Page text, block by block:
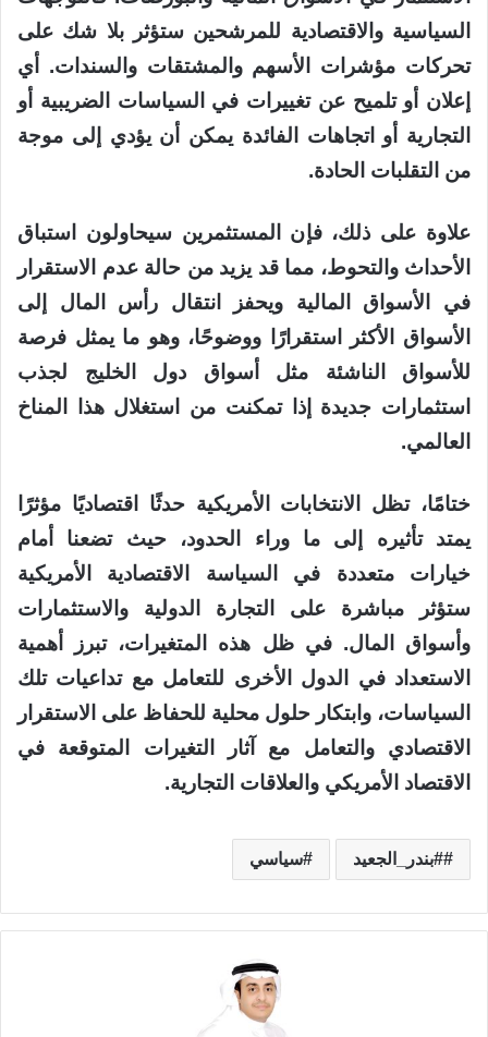
السياسية والاقتصادية للمرشحين ستؤثر بلا شك على
تحركات مؤشرات الأسهم والمشتقات والسندات. أي
إعلان أو تلميح عن تغييرات في السياسات الضريبية أو
التجارية أو اتجاهات الفائدة يمكن أن يؤدي إلى موجة
من التقلبات الحادة.
علاوة على ذلك، فإن المستثمرين سيحاولون استباق
الأحداث والتحوط، مما قد يزيد من حالة عدم الاستقرار
في الأسواق المالية ويحفز انتقال رأس المال إلى
الأسواق الأكثر استقرارًا ووضوحًا، وهو ما يمثل فرصة
للأسواق الناشئة مثل أسواق دول الخليج لجذب
استثمارات جديدة إذا تمكنت من استغلال هذا المناخ
العالمي.
ختامًا، تظل الانتخابات الأمريكية حدثًا اقتصاديًا مؤثرًا
يمتد تأثيره إلى ما وراء الحدود، حيث تضعنا أمام
خيارات متعددة في السياسة الاقتصادية الأمريكية
ستؤثر مباشرة على التجارة الدولية والاستثمارات
وأسواق المال. في ظل هذه المتغيرات، تبرز أهمية
الاستعداد في الدول الأخرى للتعامل مع تداعيات تلك
السياسات، وابتكار حلول محلية للحفاظ على الاستقرار
الاقتصادي والتعامل مع آثار التغيرات المتوقعة في
الاقتصاد الأمريكي والعلاقات التجارية.
#بندر_الجعيد سياسي